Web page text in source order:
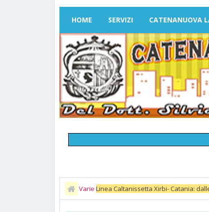
HOME SERVIZI CATENANUOVA
Varie Linea Caltanissetta Xirbi- Catania: